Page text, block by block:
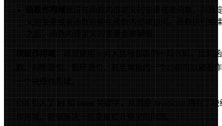
就是在函数内部定义的变量或者函数，并且
义的变量或者函数只能在函数内部被访问。函数执行结
之后，函数内部定义的变量会被销毁
：就是使用一对大括号包裹的一段代码，比如函
数、判断语句、循环语句，甚至单独的一个{}都可以被看
关键字，从而使 JavaScript 拥有了块
作用域，能够解决一些变量提升带来的问题。